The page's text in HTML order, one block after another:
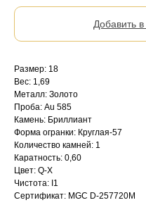
Добавить в
Размер: 18
Вес: 1,69
Металл: Золото
Проба: Au 585
Камень: Бриллиант
Форма огранки: Круглая-57
Количество камней: 1
Каратность: 0,60
Цвет: Q-X
Чистота: I1
Сертификат: MGC D-257720M